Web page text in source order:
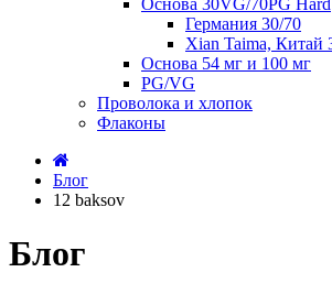
Основа 30VG/70PG Hard
Германия 30/70
Xian Taima, Китай
Основа 54 мг и 100 мг
PG/VG
Проволока и хлопок
Флаконы
Блог
12 baksov
Блог